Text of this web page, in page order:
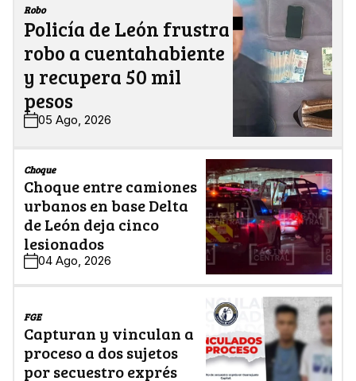
Robo
Policía de León frustra
robo a cuentahabiente
y recupera 50 mil
pesos
05 Ago, 2026
Choque
Choque entre camiones
urbanos en base Delta
de León deja cinco
lesionados
04 Ago, 2026
FGE
Capturan y vinculan a
proceso a dos sujetos
por secuestro exprés